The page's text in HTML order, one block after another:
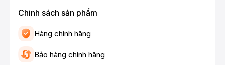
Chinh sách sản phẩm
Hàng chính hãng
Bảo hàng chính hãng